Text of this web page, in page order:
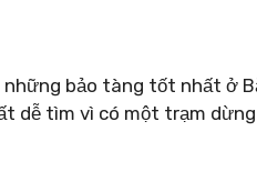
bảo tàng tốt nhất ở
dễ tìm vì có một trạm